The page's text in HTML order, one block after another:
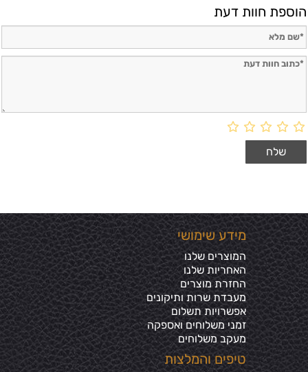
הוספת חוות דעת
מידע שימושי
המוצרים שלנו
האחריות שלנו
החזרת מוצרים
מעבדת שרות ותיקונים
אפשרויות תשלום
זמני משלוחים ואספקה
מעקב משלוחים
טיפים והמלצות